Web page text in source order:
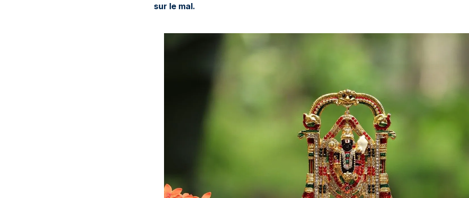
sur le mal.